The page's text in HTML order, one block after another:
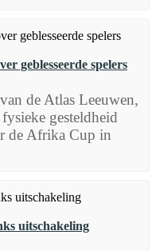
geblesseerde spelers
de Atlas Leeuwen,
gesteldheid
de Afrika Cup in
uitschakeling